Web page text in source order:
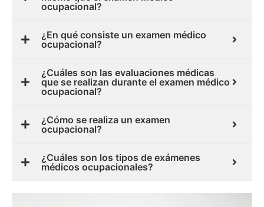
ocupacional?
¿En qué consiste un examen médico
ocupacional?
¿Cuáles son las evaluaciones médicas
que se realizan durante el examen médico
ocupacional?
¿Cómo se realiza un examen
ocupacional?
¿Cuáles son los tipos de exámenes
médicos ocupacionales?